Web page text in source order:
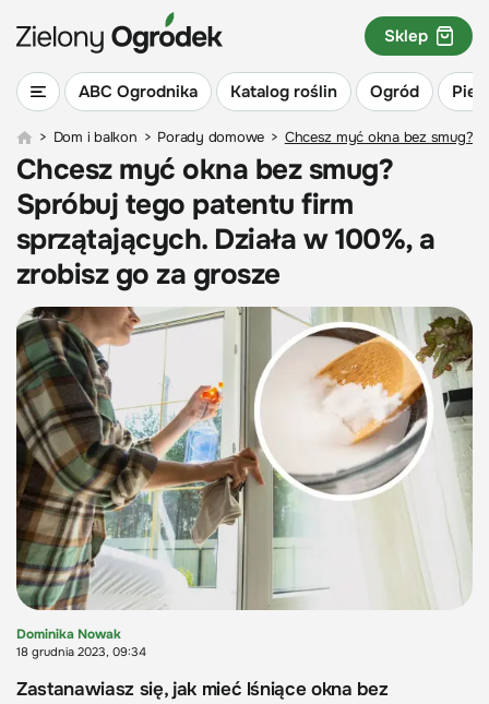
ABC Ogrodnika Katalog roślin Ogród
Sklep
> Dom i balkon > Porady domowe > Chcesz myć okna bez smug?
Chcesz myć okna bez smug?
Spróbuj tego patentu firm
sprzątających. Działa w 100%, a
zrobisz go za grosze
Dominika Nowak
18 grudnia 2023, 09:34
Zastanawiasz się, jak mieć lśniące okna bez